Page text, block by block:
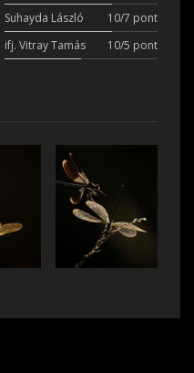
Suhayda László
10/7 pont
ifj. Vitray Tamás
10/5 pont